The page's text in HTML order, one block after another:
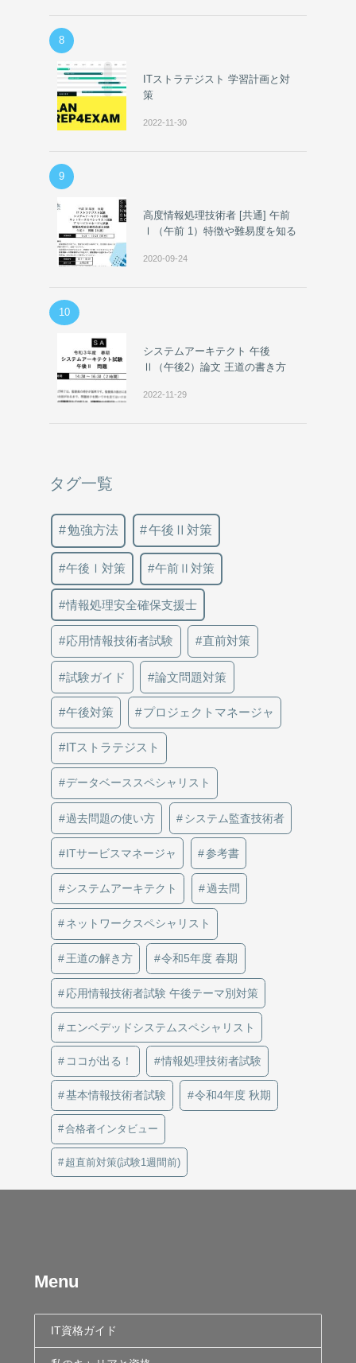
8
ITストラテジスト 学習計画と対
策
2022-11-30
9
高度情報処理技術者 [共通] 午前
Ⅰ（午前 1）特徴や難易度を知る
2020-09-24
10
システムアーキテクト 午後
Ⅱ（午後2）論文 王道の書き方
2022-11-29
タグ一覧
勉強方法 午後Ⅱ対策
午後Ⅰ対策 午前Ⅱ対策
情報処理安全確保支援士
応用情報技術者試験 直前対策
試験ガイド 論文問題対策
午後対策 プロジェクトマネージャ
ITストラテジスト
データベーススペシャリスト
過去問題の使い方 システム監査技術者
ITサービスマネージャ 参考書
システムアーキテクト 過去問
ネットワークスペシャリスト
王道の解き方 令和5年度 春期
応用情報技術者試験 午後テーマ別対策
エンベデッドシステムスペシャリスト
ココが出る！ 情報処理技術者試験
基本情報技術者試験 令和4年度 秋期
合格者インタビュー
超直前対策(試験1週間前)
Menu
IT資格ガイド